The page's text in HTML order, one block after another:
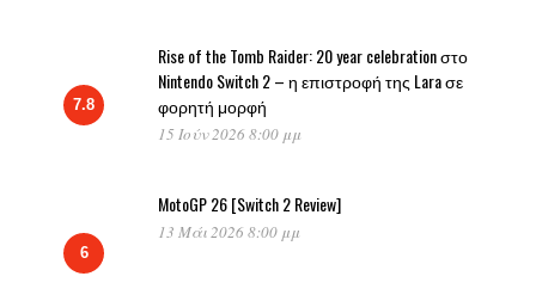
7.8
Rise of the Tomb Raider: 20 year celebration στο
Nintendo Switch 2 – η επιστροφή της Lara σε
φορητή μορφή
15 Ιούν 2026 8:00 μμ
6
MotoGP 26 [Switch 2 Review]
13 Μάι 2026 8:00 μμ